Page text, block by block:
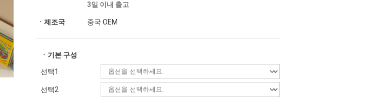
3일 이내 출고
ㆍ제조국 중국 OEM
ㆍ기본 구성
선택1
선택2